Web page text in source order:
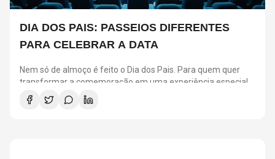
DIA DOS PAIS: PASSEIOS DIFERENTES
PARA CELEBRAR A DATA
Nem só de almoço é feito o Dia dos Pais. Para quem quer
transformar a comemoração em uma experiência especial,
São Paulo reúne atrações para todos os estilos.
Selecionamos seis passeios que prometem agradar pais e